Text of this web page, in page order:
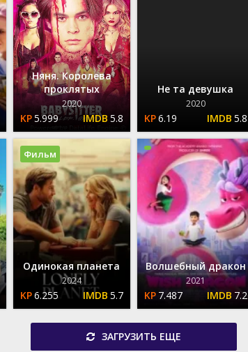
Няня. Королева
проклятых
2020
5.999 5.8
Не та девушка
2020
6.19 5.8
Одинокая планета
2024
6.255 5.7
Фильм
Волшебный дракон
2021
7.487 7.2
ЗАГРУЗИТЬ ЕЩЕ